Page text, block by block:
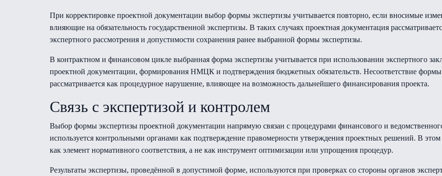
При корректировке проектной документации выбор формы экспертизы учитывается повторно, если вносимые
влияющие на обязательность государственной экспертизы. В таких случаях проектная документация
экспертного рассмотрения и допустимости сохранения ранее выбранной формы экспертизы.
В контрактном и финансовом цикле выбранная форма экспертизы учитывается при использовании экспертного
проектной документации, формирования НМЦК и подтверждения бюджетных обязательств. Несоответствие
рассматривается как процедурное нарушение, влияющее на возможность дальнейшего финансирования проекта.
Связь с экспертизой и контролем
Выбор формы экспертизы проектной документации напрямую связан с процедурами финансового и
используется контрольными органами как подтверждение правомерности утверждения проектных решений. В этом
как элемент нормативного соответствия, а не как инструмент оптимизации или упрощения процедур.
Результаты экспертизы, проведённой в допустимой форме, используются при проверках со стороны органов